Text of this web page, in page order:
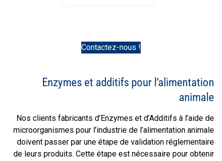
Contactez-nous !
Enzymes et additifs pour l’alimentation
animale
Nos clients fabricants d’Enzymes et d’Additifs à l’aide de
microorganismes pour l’industrie de l’alimentation animale
doivent passer par une étape de validation réglementaire
de leurs produits. Cette étape est nécessaire pour obtenir